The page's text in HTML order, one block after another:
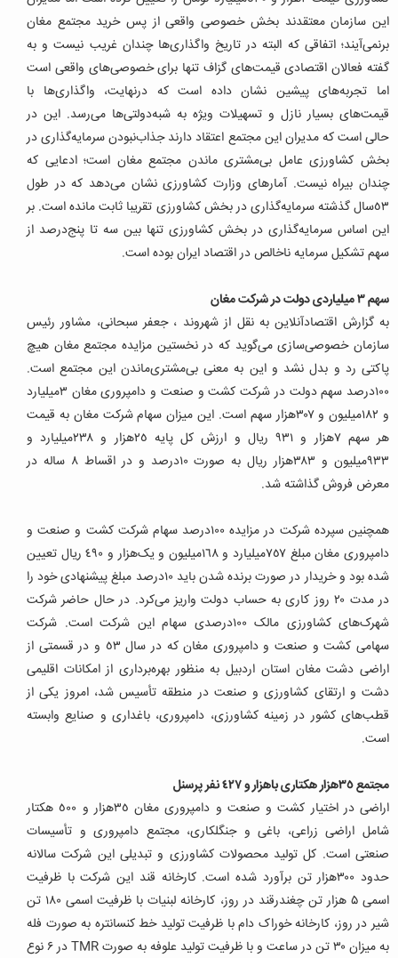
این سازمان معتقدند بخش خصوصی واقعی از پس خرید مجتمع مغان
برنمی‌آیند؛ اتفاقی که البته در تاریخ واگذاری‌ها چندان غریب نیست و به
گفته فعالان اقتصادی قیمت‌های گزاف تنها برای خصوصی‌های واقعی است
اما تجربه‌های پیشین نشان داده است که درنهایت، واگذاری‌ها با
قیمت‌های بسیار نازل و تسهیلات ویژه به شبه‌دولتی‌ها می‌رسد. این در
حالی است که مدیران این مجتمع اعتقاد دارند جذاب‌نبودن سرمایه‌گذاری در
بخش کشاورزی عامل بی‌مشتری ماندن مجتمع مغان است؛ ادعایی که
چندان بیراه نیست. آمارهای وزارت کشاورزی نشان می‌دهد که در طول
٥٣‌سال گذشته سرمایه‌گذاری در بخش کشاورزی تقریبا ثابت مانده است. بر
این اساس سرمایه‌گذاری در بخش کشاورزی تنها بین سه تا پنج‌درصد از
سهم تشکیل سرمایه ناخالص در اقتصاد ایران بوده است.
سهم ٣ میلیاردی دولت در شرکت مغان
به گزارش اقتصادآنلاین به نقل از شهروند ، جعفر سبحانی، مشاور رئیس
سازمان خصوصی‌سازی می‌گوید که در نخستین مزایده مجتمع مغان هیچ
پاکتی رد و بدل نشد و این به معنی بی‌مشتری‌ماندن این مجتمع است.
١٠٠‌درصد سهم دولت در شرکت کشت و صنعت و دامپروری مغان ٣‌میلیارد
و ١٨٢‌میلیون و ٣٠٧‌هزار سهم است. این میزان سهام شرکت مغان به قیمت
هر سهم ٧‌هزار و ٩٣١ ریال و ارزش کل پایه ٢٥‌هزار و ٢٣٨‌میلیارد و
٩٣٣‌میلیون و ٣٨٣‌هزار ریال به صورت ١٠‌درصد و در اقساط ٨ ساله در
معرض فروش گذاشته شد.
همچنین سپرده شرکت در مزایده ١٠٠‌درصد سهام شرکت کشت و صنعت و
دامپروری مغان مبلغ ٧٥٧‌میلیارد و ١٦٨‌میلیون و یک‌هزار و ٤٩٠ ریال تعیین
شده بود و خریدار در صورت برنده شدن باید ١٠‌درصد مبلغ پیشنهادی خود را
در مدت ٢٠ روز کاری به حساب دولت واریز می‌کرد. در حال حاضر شرکت
شهرک‌های کشاورزی مالک ١٠٠‌درصدی سهام این شرکت است. شرکت
سهامی کشت و صنعت و دامپروری مغان که در‌ سال ٥٣ و در قسمتی از
اراضی دشت مغان استان اردبیل به منظور بهره‌‌برداری از امکانات اقلیمی
دشت و ارتقای کشاورزی و صنعت در منطقه تأسیس شد، امروز یکی از
قطب‌های کشور در زمینه کشاورزی، دامپروری، باغداری و صنایع‌ وابسته
است.
مجتمع ٣٥‌هزار هکتاری با‌هزار و ٤٢٧ نفر پرسنل
اراضی در اختیار کشت و صنعت و دامپروری مغان ٣٥‌هزار و ٥٠٠ هکتار
شامل اراضی زراعی، باغی و جنگلکاری، مجتمع دامپروری و تأسیسات
صنعتی است. کل تولید محصولات کشاورزی و تبدیلی این شرکت سالانه
حدود ۳۰۰‌هزار تن برآورد شده است. کارخانه قند این شرکت با ظرفیت
اسمی ۵‌ هزار تن چغندرقند در روز، کارخانه لبنیات با ظرفیت اسمی ۱۸۰ تن
شیر در روز، کارخانه خوراک‌ دام با ظرفیت تولید خط کنسانتره به صورت فله
به میزان ۳۰ تن در ساعت و با ظرفیت تولید علوفه به صورت TMR در ۶ نوع